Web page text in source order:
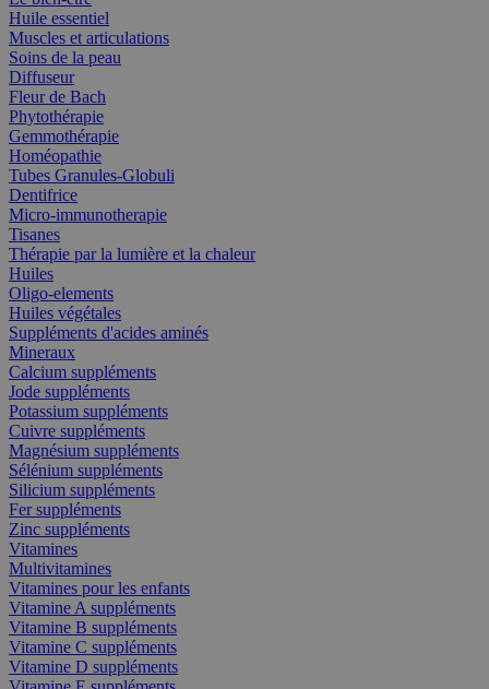
Huile essentiel
Muscles et articulations
Soins de la peau
Diffuseur
Fleur de Bach
Phytothérapie
Gemmothérapie
Homéopathie
Tubes Granules-Globuli
Dentifrice
Micro-immunotherapie
Tisanes
Thérapie par la lumière et la chaleur
Huiles
Oligo-elements
Huiles végétales
Suppléments d'acides aminés
Mineraux
Calcium suppléments
Jode suppléments
Potassium suppléments
Cuivre suppléments
Magnésium suppléments
Sélénium suppléments
Silicium suppléments
Fer suppléments
Zinc suppléments
Vitamines
Multivitamines
Vitamines pour les enfants
Vitamine A suppléments
Vitamine B suppléments
Vitamine C suppléments
Vitamine D suppléments